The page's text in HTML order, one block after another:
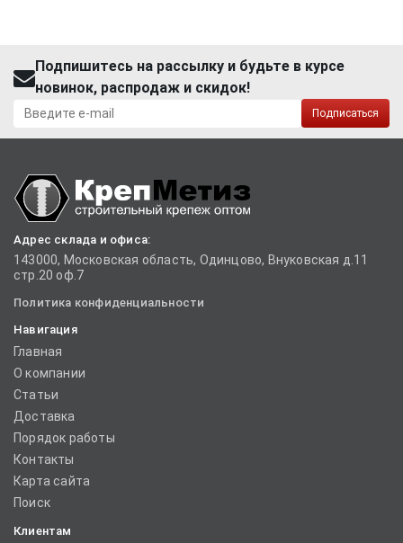
Подпишитесь на рассылку и будьте в курсе
новинок, распродаж и скидок!
Подписаться
Адрес склада и офиса:
143000, Московская область, Одинцово, Внуковская д.11
стр.20 оф.7
Политика конфиденциальности
Навигация
Главная
О компании
Статьи
Доставка
Порядок работы
Контакты
Карта сайта
Поиск
Клиентам